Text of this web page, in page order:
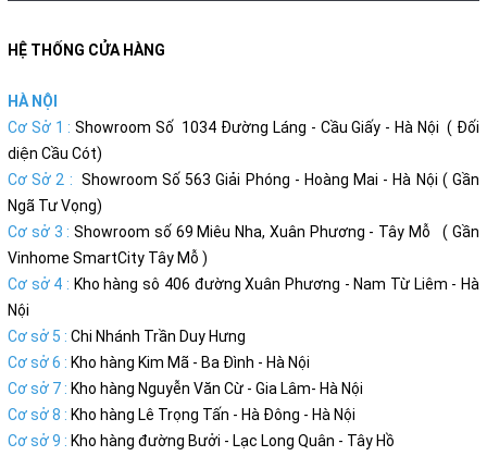
HỆ THỐNG CỬA HÀNG
HÀ NỘI
Cơ Sở 1 : Showroom Số 1034 Đường Láng - Cầu Giấy - Hà Nội ( Đối
diện Cầu Cót)
Cơ Sở 2 : Showroom Số 563 Giải Phóng - Hoàng Mai - Hà Nội ( Gần
Ngã Tư Vọng)
Cơ sở 3 : Showroom số 69 Miêu Nha, Xuân Phương - Tây Mỗ ( Gần
Vinhome SmartCity Tây Mỗ )
Cơ sở 4 : Kho hàng sô 406 đường Xuân Phương - Nam Từ Liêm - Hà
Nội
Cơ sở 5 : Chi Nhánh Trần Duy Hưng
Cơ sở 6 : Kho hàng Kim Mã - Ba Đình - Hà Nội
Cơ sở 7 : Kho hàng Nguyễn Văn Cừ - Gia Lâm- Hà Nội
Cơ sở 8 : Kho hàng Lê Trọng Tấn - Hà Đông - Hà Nội
Cơ sở 9 : Kho hàng đường Bưởi - Lạc Long Quân - Tây Hồ